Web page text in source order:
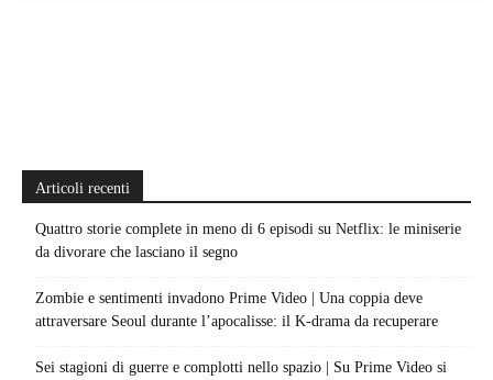
Articoli recenti
Quattro storie complete in meno di 6 episodi su Netflix: le miniserie
da divorare che lasciano il segno
Zombie e sentimenti invadono Prime Video | Una coppia deve
attraversare Seoul durante l’apocalisse: il K-drama da recuperare
Sei stagioni di guerre e complotti nello spazio | Su Prime Video si